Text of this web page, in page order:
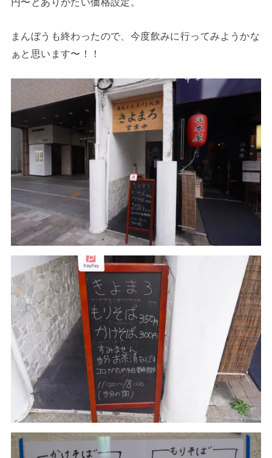
まんぼうも終わったので、今度飲みに行ってみようかな
ぁと思います〜！！